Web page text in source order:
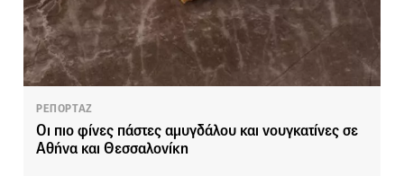
ΡΕΠΟΡΤΑΖ
Οι πιο φίνες πάστες αμυγδάλου και νουγκατίνες σε
Αθήνα και Θεσσαλονίκη